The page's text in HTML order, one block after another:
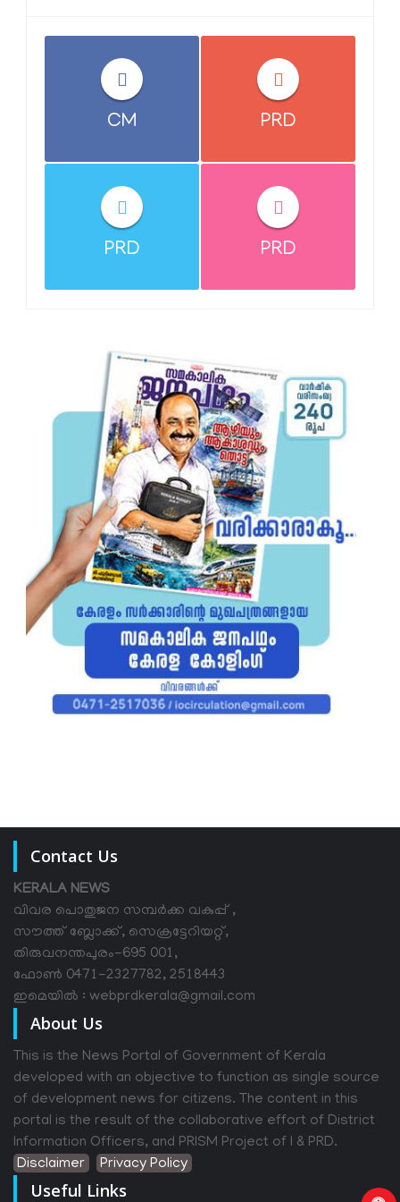
CM PRD
PRD PRD
Contact Us
KERALA NEWS
വിവര പൊതുജന സമ്പര്‍ക്ക വകുപ്പ് ,
സൗത്ത് ബ്ലോക്ക്, സെക്രട്ടേറിയറ്റ്,
തിരുവനന്തപുരം-695 001,
ഫോൺ 0471-2327782, 2518443
ഇമെയിൽ : webprdkerala@gmail.com
About Us
This is the News Portal of Government of Kerala
developed with an objective to function as single source
of development news for citizens. The content in this
portal is the result of the collaborative effort of District
Information Officers, and PRISM Project of I & PRD.
Disclaimer
Privacy Policy
Useful Links